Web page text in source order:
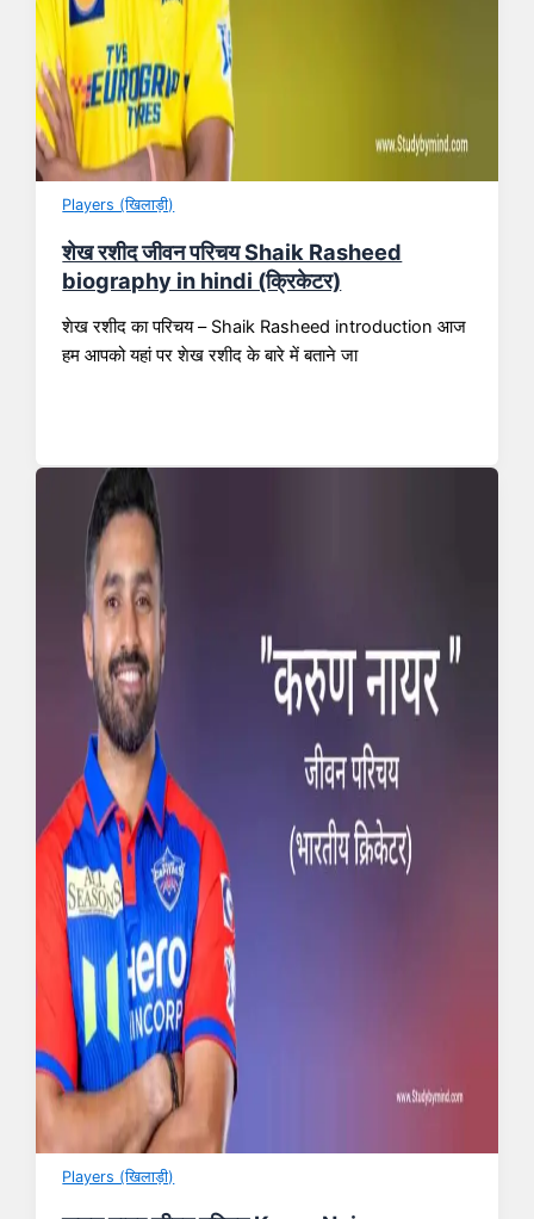
Players (खिलाड़ी)
शेख रशीद जीवन परिचय Shaik Rasheed
biography in hindi (क्रिकेटर)
शेख रशीद का परिचय – Shaik Rasheed introduction आज
हम आपको यहां पर शेख रशीद के बारे में बताने जा
Players (खिलाड़ी)